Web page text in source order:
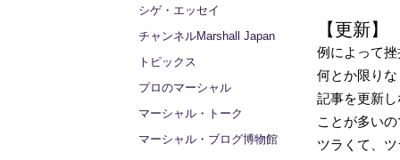
シゲ・エッセイ
チャンネルMarshall Japan
トピックス
プロのマーシャル
マーシャル・トーク
マーシャル・ブログ博物館
【更新】
例によって
何とか限り
記事を更新
ことが多い
ツラくて、